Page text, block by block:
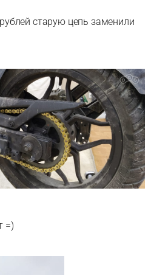
старую цепь заменили
=)